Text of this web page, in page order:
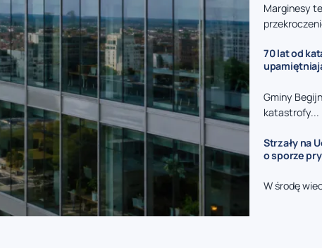
Marginesy
70 lat od
Gminy
katastrofy...
Strzały na
o sporze
W środę